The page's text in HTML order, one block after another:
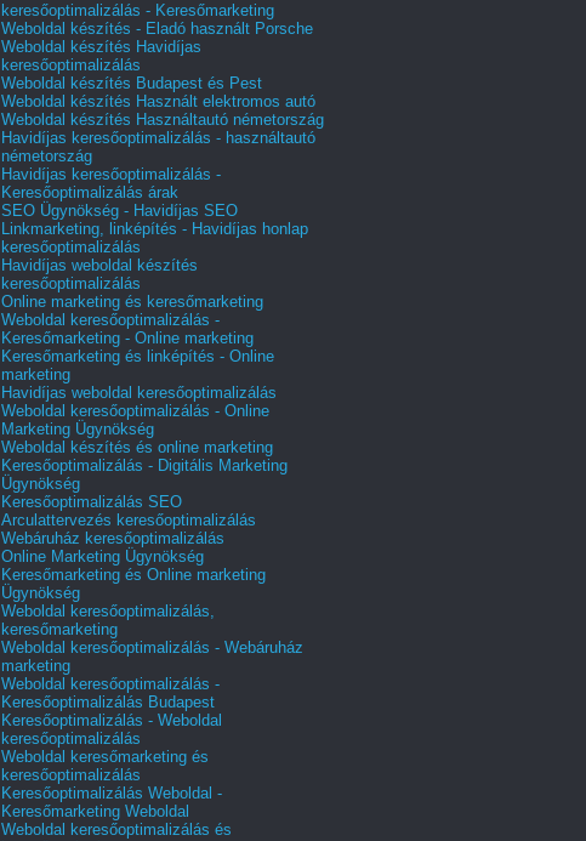
keresőoptimalizálás - Keresőmarketing
Weboldal készítés - Eladó használt Porsche
Weboldal készítés Havidíjas
keresőoptimalizálás
Weboldal készítés Budapest és Pest
Weboldal készítés Használt elektromos autó
Weboldal készítés Használtautó németország
Havidíjas keresőoptimalizálás - használtautó
németország
Havidíjas keresőoptimalizálás -
Keresőoptimalizálás árak
SEO Ügynökség - Havidíjas SEO
Linkmarketing, linképítés - Havidíjas honlap
keresőoptimalizálás
Havidíjas weboldal készítés
keresőoptimalizálás
Online marketing és keresőmarketing
Weboldal keresőoptimalizálás -
Keresőmarketing - Online marketing
Keresőmarketing és linképítés - Online
marketing
Havidíjas weboldal keresőoptimalizálás
Weboldal keresőoptimalizálás - Online
Marketing Ügynökség
Weboldal készítés és online marketing
Keresőoptimalizálás - Digitális Marketing
Ügynökség
Keresőoptimalizálás SEO
Arculattervezés keresőoptimalizálás
Webáruház keresőoptimalizálás
Online Marketing Ügynökség
Keresőmarketing és Online marketing
Ügynökség
Weboldal keresőoptimalizálás,
keresőmarketing
Weboldal keresőoptimalizálás - Webáruház
marketing
Weboldal keresőoptimalizálás -
Keresőoptimalizálás Budapest
Keresőoptimalizálás - Weboldal
keresőoptimalizálás
Weboldal keresőmarketing és
keresőoptimalizálás
Keresőoptimalizálás Weboldal -
Keresőmarketing Weboldal
Weboldal keresőoptimalizálás és